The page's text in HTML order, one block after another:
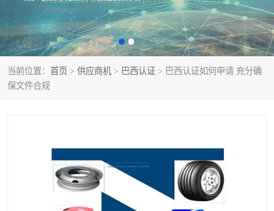
当前位置： 首页 > 供应商机 > 巴西认证 > 巴西认证如何申请 充分确
保文件合规
NR12认证 NR13认证
ART认证 巴西NR认证
巴西认证 RETIE认证